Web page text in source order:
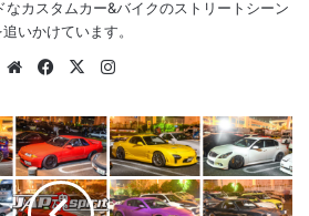
なカスタムカー&バイクのストリートシーン
追いかけています。
WebsiteFacebook
X